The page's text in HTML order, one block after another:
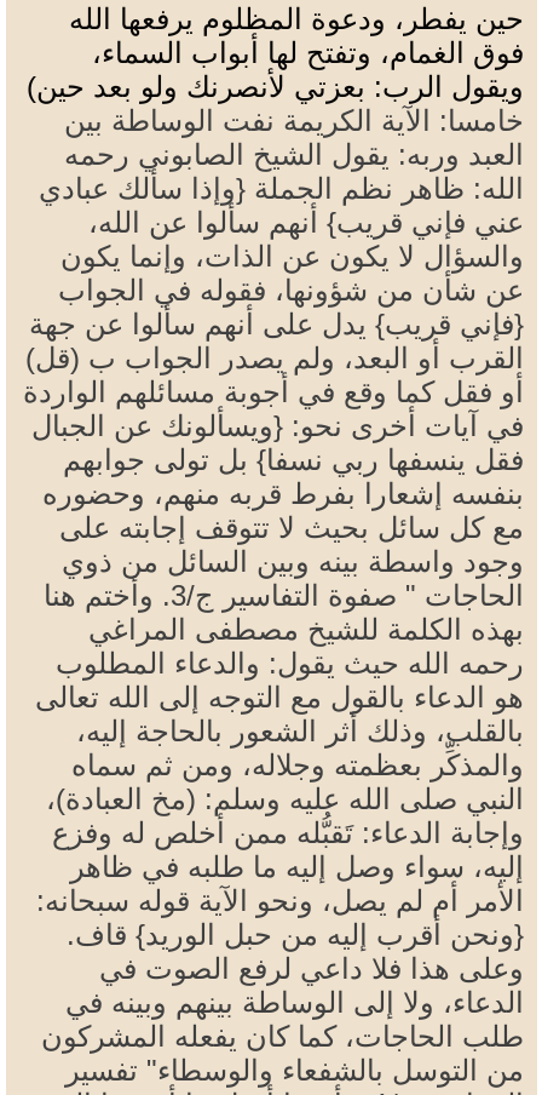
حين يفطر، ودعوة المظلوم يرفعها الله
فوق الغمام، وتفتح لها أبواب السماء،
ويقول الرب: بعزتي لأنصرنك ولو بعد حين)
خامسا: الآية الكريمة نفت الوساطة بين
العبد وربه: يقول الشيخ الصابوني رحمه
الله: ظاهر نظم الجملة {وإذا سألك عبادي
عني فإني قريب} أنهم سألوا عن الله،
والسؤال لا يكون عن الذات، وإنما يكون
عن شأن من شؤونها، فقوله في الجواب
{فإني قريب} يدل على أنهم سألوا عن جهة
القرب أو البعد، ولم يصدر الجواب ب (قل)
أو فقل كما وقع في أجوبة مسائلهم الواردة
في آيات أخرى نحو: {ويسألونك عن الجبال
فقل ينسفها ربي نسفا} بل تولى جوابهم
بنفسه إشعارا بفرط قربه منهم، وحضوره
مع كل سائل بحيث لا تتوقف إجابته على
وجود واسطة بينه وبين السائل من ذوي
الحاجات " صفوة التفاسير ج/3. وأختم هنا
بهذه الكلمة للشيخ مصطفى المراغي
رحمه الله حيث يقول: والدعاء المطلوب
هو الدعاء بالقول مع التوجه إلى الله تعالى
بالقلب، وذلك أثر الشعور بالحاجة إليه،
والمذكِّر بعظمته وجلاله، ومن ثم سماه
النبي صلى الله عليه وسلم: (مخ العبادة)،
وإجابة الدعاء: تَقبُّله ممن أخلص له وفزع
إليه، سواء وصل إليه ما طلبه في ظاهر
الأمر أم لم يصل، ونحو الآية قوله سبحانه:
{ونحن أقرب إليه من حبل الوريد} قاف.
وعلى هذا فلا داعي لرفع الصوت في
الدعاء، ولا إلى الوساطة بينهم وبينه في
طلب الحاجات، كما كان يفعله المشركون
من التوسل بالشفعاء والوسطاء" تفسير